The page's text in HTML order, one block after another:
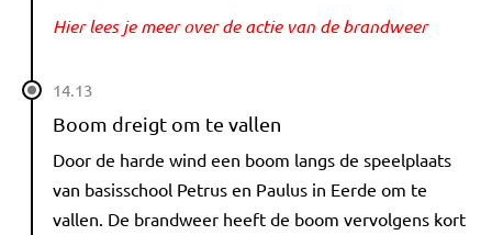
Hier lees je meer over de actie van de brandweer
14.13
Boom dreigt om te vallen
Door de harde wind een boom langs de speelplaats
van basisschool Petrus en Paulus in Eerde om te
vallen. De brandweer heeft de boom vervolgens kort